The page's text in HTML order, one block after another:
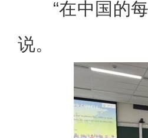
“在中国的
说。